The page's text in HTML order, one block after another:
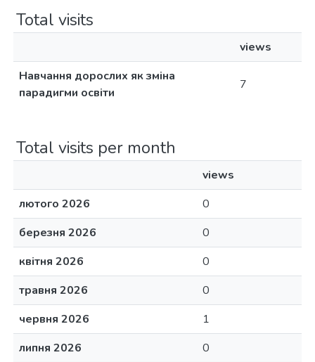
Total visits
views
Навчання дорослих як зміна
парадигми освіти
7
Total visits per month
views
лютого 2026
0
березня 2026
0
квітня 2026
0
травня 2026
0
червня 2026
1
липня 2026
0